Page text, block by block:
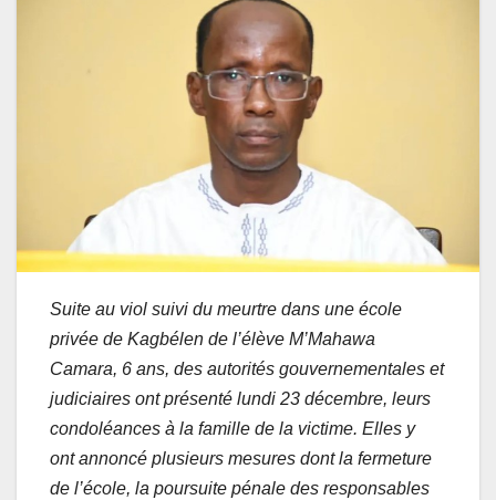
Suite au viol suivi du meurtre dans une école
privée de Kagbélen de l’élève M’Mahawa
Camara, 6 ans, des autorités gouvernementales et
judiciaires ont présenté lundi 23 décembre, leurs
condoléances à la famille de la victime. Elles y
ont annoncé plusieurs mesures dont la fermeture
de l’école, la poursuite pénale des responsables